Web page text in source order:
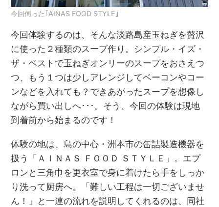
今回伺った｢AINAS FOOD STYLE｣
今回体験するのは、そんな淡路島産玉ねぎを贅沢
に使った２種類のスープ作り。シンプル・イズ・
ザ・ベストで玉ねぎオンリーのスープをおさえつ
つ、もう１つは少しアレンジしてベーコンやコー
ンなどを入れても？できあがったスープを想像し
ながら買い出しへ･･･。そう、今回の体験は現地
到着前から始まるのです！
体験の地は、島の中心・洲本市の缶詰製造機器を
扱う「ＡＩＮＡＳ ＦＯＯＤ ＳＴＹＬＥ」。エプ
ロンと三角巾を更衣室で身に着けたら手をしっか
り洗って厨房へ。「難しい工程は一切ございませ
ん！」と一連の流れを説明してくれるのは、同社